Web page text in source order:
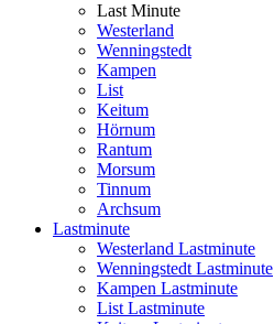
Last Minute
Westerland
Wenningstedt
Kampen
List
Keitum
Hörnum
Rantum
Morsum
Tinnum
Archsum
Lastminute
Westerland Lastminute
Wenningstedt Lastminute
Kampen Lastminute
List Lastminute